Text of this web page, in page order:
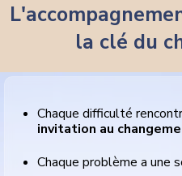
la clé du
Chaque difficulté
invitation au
Chaque problème a une